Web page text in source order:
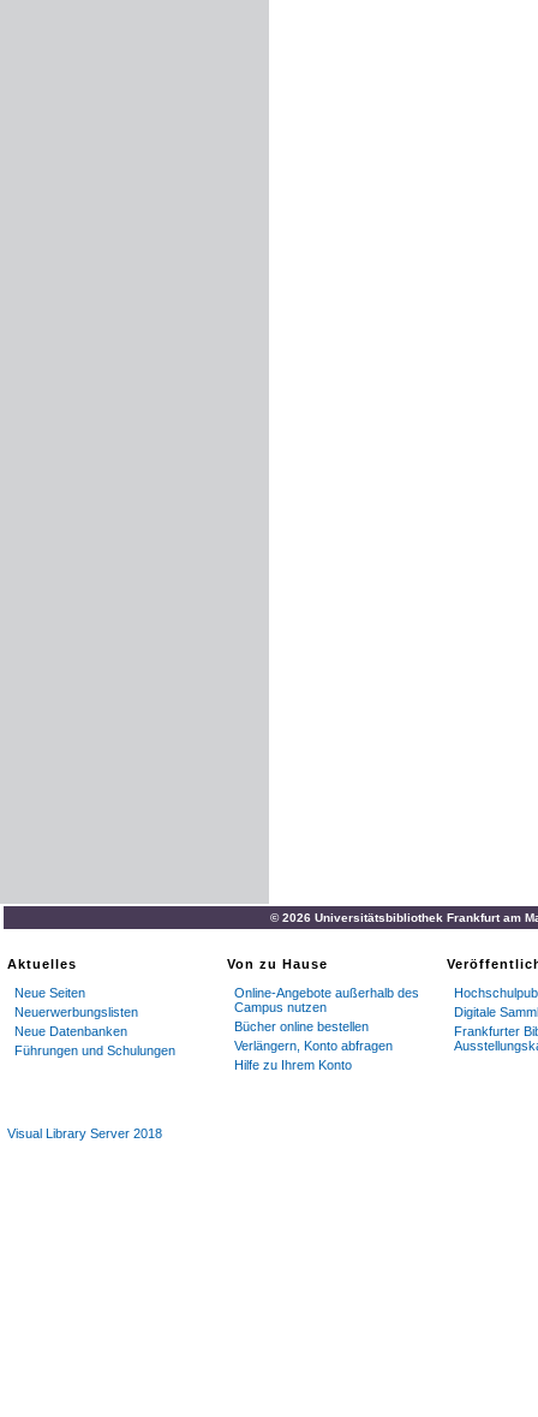
© 2026 Universitätsbibliothek Frankfurt am
Aktuelles
Neue Seiten
Neuerwerbungslisten
Neue Datenbanken
Führungen und Schulungen
Von zu Hause
Online-Angebote außerhalb des
Campus nutzen
Bücher online bestellen
Verlängern, Konto abfragen
Hilfe zu Ihrem Konto
Digitale
Frankfurter
Visual Library Server 2018